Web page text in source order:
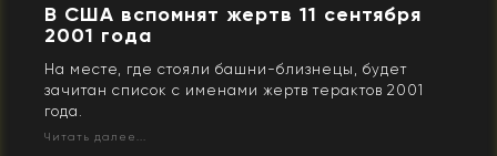
В США вспомнят жертв 11 сентября
2001 года
На месте, где стояли башни-близнецы, будет
зачитан список с именами жертв терактов 2001
года.
Читать далее...